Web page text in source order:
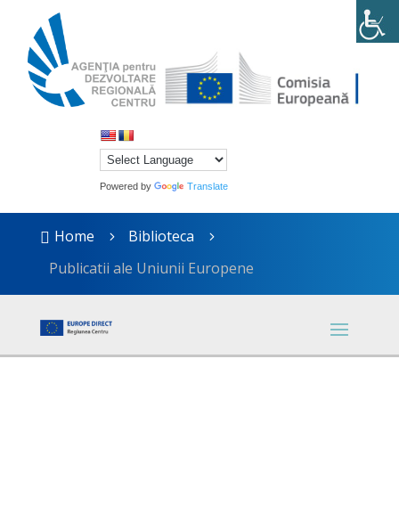
Powered by Translate
 Home 5 Biblioteca 5
Publicatii ale Uniunii Europene